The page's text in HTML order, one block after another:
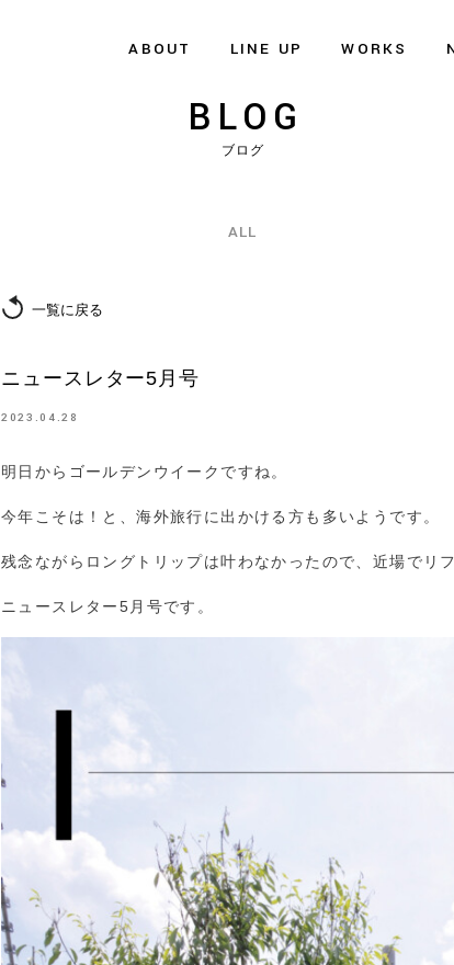
ABOUT LINE UP WORKS
BLOG
ブログ
ALL
一覧に戻る
ニュースレター5月号
2023.04.28
明日からゴールデンウイークですね。
今年こそは！と、海外旅行に出かける方も多いようです。
残念ながらロングトリップは叶わなかったので、近場でリ
ニュースレター5月号です。